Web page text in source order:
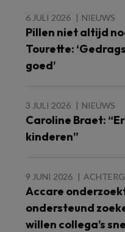
6 JULI 2026 NIEUWS
Pillen niet altijd
Tourette:
goed’
3 JULI 2026 NIEUWS
Caroline Braet:
kinderen”
9 JUNI 2026
Accare
ondersteund
willen collega’s